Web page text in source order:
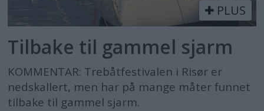
PLUS
Tilbake til gammel sjarm
KOMMENTAR: Trebåtfestivalen i Risør er
nedskallert, men har på mange måter funnet
tilbake til gammel sjarm.